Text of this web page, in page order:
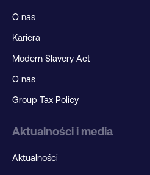
O nas
Kariera
Modern Slavery Act
O nas
Group Tax Policy
Aktualności i media
Aktualności